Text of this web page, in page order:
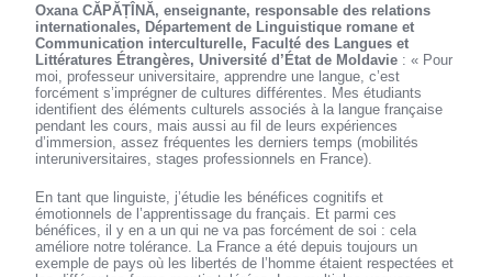
Oxana CĂPĂȚÎNĂ, enseignante, responsable des relations
internationales, Département de Linguistique romane et
Communication interculturelle, Faculté des Langues et
Littératures Étrangères, Université d’État de Moldavie : « Pour
moi, professeur universitaire, apprendre une langue, c’est
forcément s’imprégner de cultures différentes. Mes étudiants
identifient des éléments culturels associés à la langue française
pendant les cours, mais aussi au fil de leurs expériences
d’immersion, assez fréquentes les derniers temps (mobilités
interuniversitaires, stages professionnels en France).
En tant que linguiste, j’étudie les bénéfices cognitifs et
émotionnels de l’apprentissage du français. Et parmi ces
bénéfices, il y en a un qui ne va pas forcément de soi : cela
améliore notre tolérance. La France a été depuis toujours un
exemple de pays où les libertés de l’homme étaient respectées et